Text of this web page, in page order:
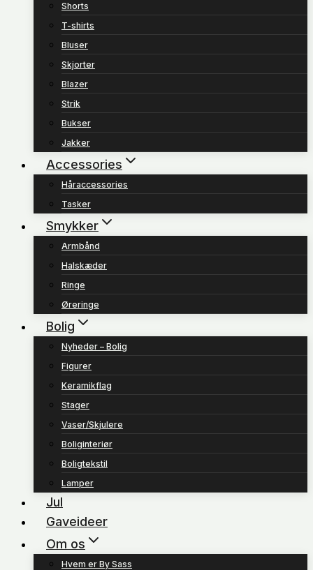
Shorts
T-shirts
Bluser
Skjorter
Blazer
Strik
Bukser
Jakker
Accessories
Håraccessories
Tasker
Smykker
Armbånd
Halskæder
Ringe
Øreringe
Bolig
Nyheder – Bolig
Figurer
Keramikflag
Stager
Vaser/Skjulere
Boliginteriør
Boligtekstil
Lamper
Jul
Gaveideer
Om os
Hvem er By Sass